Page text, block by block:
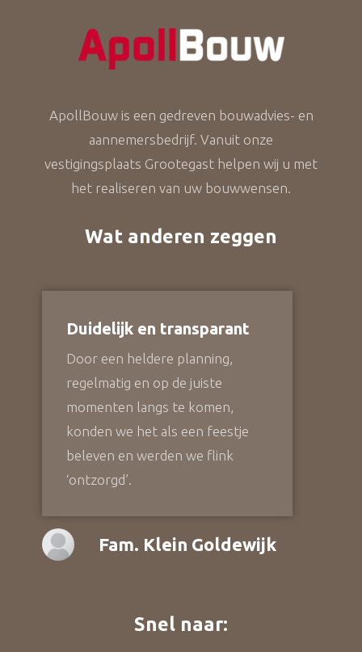
ApollBouw is een gedreven bouwadvies- en
aannemersbedrijf. Vanuit onze
vestigingsplaats Grootegast helpen wij u met
het realiseren van uw bouwwensen.
Wat anderen zeggen
Duidelijk en transparant
Door een heldere planning,
regelmatig en op de juiste
momenten langs te komen,
konden we het als een feestje
beleven en werden we flink
‘ontzorgd’.
Fam. Klein Goldewijk
Snel naar: